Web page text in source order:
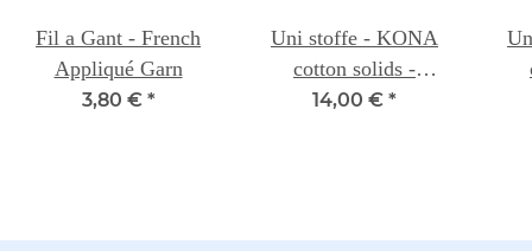
Fil a Gant - French
Appliqué Garn
3,80 € *
Uni stoffe - KONA
cotton solids -
WILLOW 094
14,00 € *